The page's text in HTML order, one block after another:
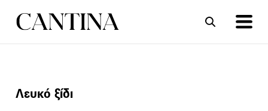
ΣΥΝΤΑΓΕΣ
Λευκό ξίδι